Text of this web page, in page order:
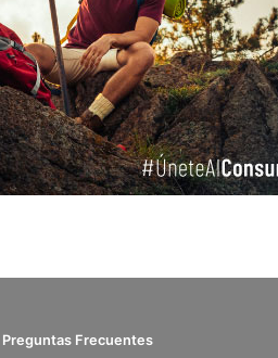
Preguntas Frecuentes